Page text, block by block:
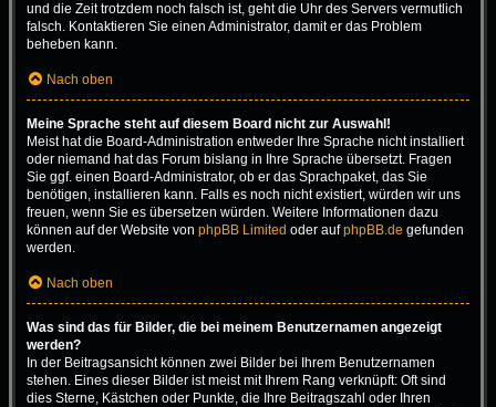
und die Zeit trotzdem noch falsch ist, geht die Uhr des Servers vermutlich
falsch. Kontaktieren Sie einen Administrator, damit er das Problem
beheben kann.
Nach oben
Meine Sprache steht auf diesem Board nicht zur Auswahl!
Meist hat die Board-Administration entweder Ihre Sprache nicht installiert
oder niemand hat das Forum bislang in Ihre Sprache übersetzt. Fragen
Sie ggf. einen Board-Administrator, ob er das Sprachpaket, das Sie
benötigen, installieren kann. Falls es noch nicht existiert, würden wir uns
freuen, wenn Sie es übersetzen würden. Weitere Informationen dazu
können auf der Website von phpBB Limited oder aufphpBB.de gefunden
werden.
Nach oben
Was sind das für Bilder, die bei meinem Benutzernamen angezeigt
werden?
In der Beitragsansicht können zwei Bilder bei Ihrem Benutzernamen
stehen. Eines dieser Bilder ist meist mit Ihrem Rang verknüpft: Oft sind
dies Sterne, Kästchen oder Punkte, die Ihre Beitragszahl oder Ihren